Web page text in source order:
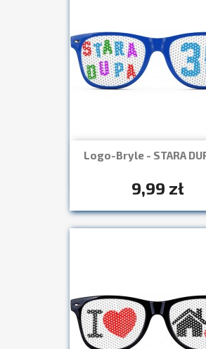
Logo-Bryle - STARA
9,99 zł
Szybki podgląd